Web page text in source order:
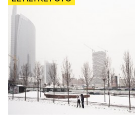
CALENDARIO
Area Personale
Newsletter
Notifiche mobile
Regala il Post
Hai bisogno di aiuto?